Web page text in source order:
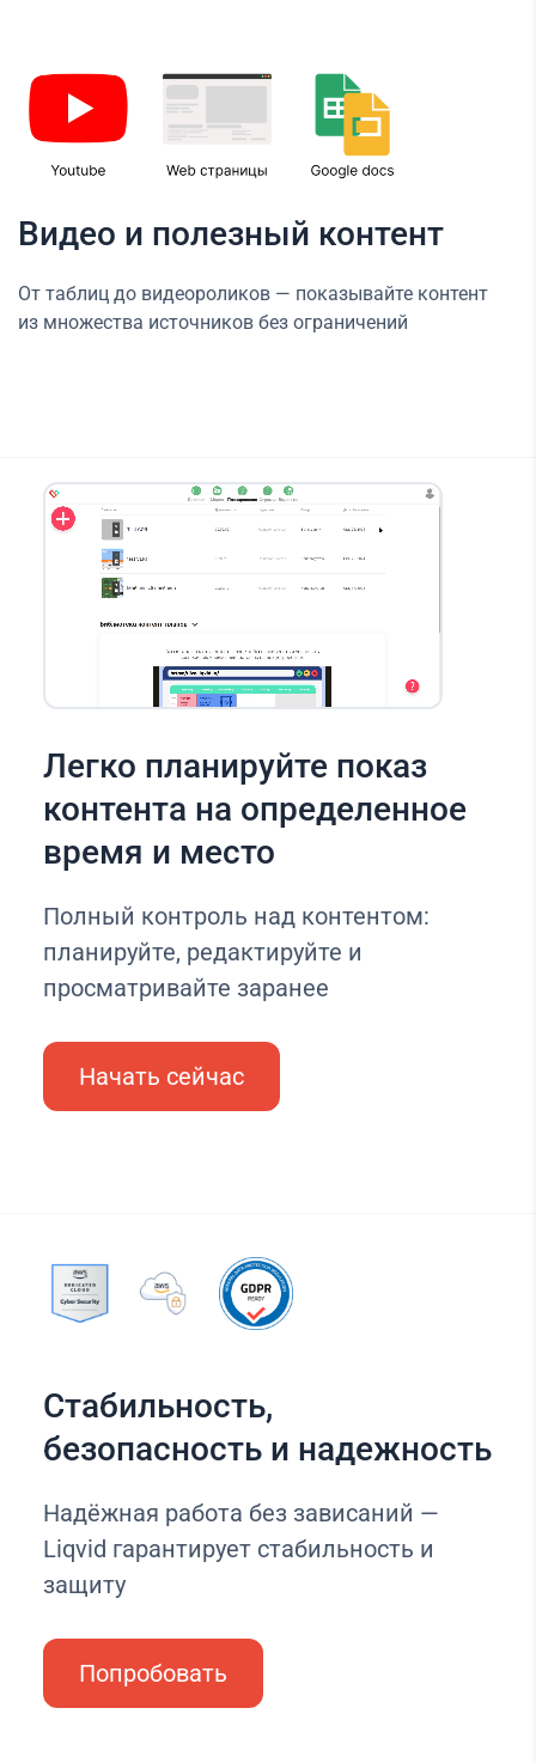
Видео и полезный контент
От таблиц до видеороликов — показывайте контент
из множества источников без ограничений
Легко планируйте показ
контента на определенное
время и место
Полный контроль над контентом:
планируйте, редактируйте и
просматривайте заранее
Начать сейчас
Стабильность,
безопасность и надежность
Надёжная работа без зависаний —
Liqvid гарантирует стабильность и
защиту
Попробовать